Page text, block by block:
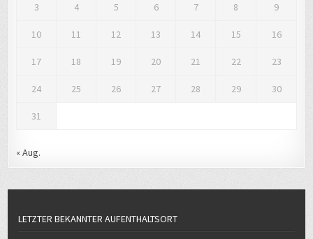
3 4 5 6 7 8 9
10 11 12 13 14 15 16
17 18 19 20 21 22 23
24 25 26 27 28 29 30
31
« Aug.
LETZTER BEKANNTER AUFENTHALTSORT